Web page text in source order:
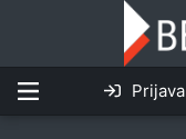
Prijava